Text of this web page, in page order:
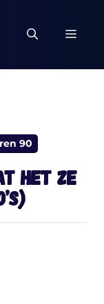
90
het ze